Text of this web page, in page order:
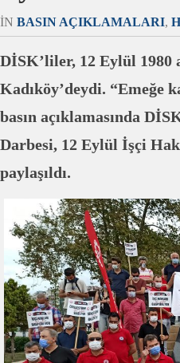
IN BASIN AÇIKLAMALARI,
DİSK’liler, 12 Eylül 1980
Kadıköy’deydi. “Emeğe
basın açıklamasında
Darbesi, 12 Eylül İşçi
paylaşıldı.